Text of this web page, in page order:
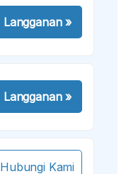
Langganan»
Langganan»
Hubungi Kami